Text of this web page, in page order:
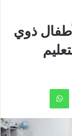
ذوي
واتساب